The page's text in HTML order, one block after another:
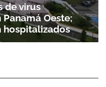
de virus
Oeste;
hospitalizados